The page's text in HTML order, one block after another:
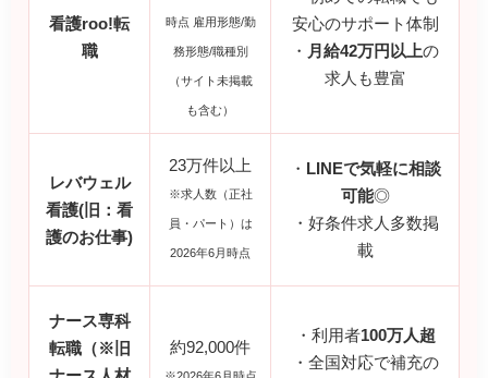
看護roo!転
職
時点 雇用形態/勤
務形態/職種別
（サイト未掲載
も含む）
安心のサポート体制
・ 月給42万円以上の
求人も豊富
レバウェル
看護(旧：看
護のお仕事)
23万件以上
※求人数（正社
員・パート）は
2026年6月時点
・ LINEで気軽に相談
可能◎
・好条件求人多数掲
載
ナース専科
転職（※旧
約92,000件
※2026年6月時点
・利用者100万人超
・全国対応で補充の